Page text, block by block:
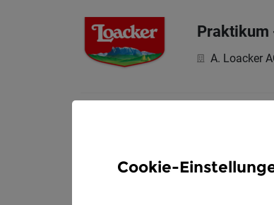
Praktikum
A. Loacker
A. Loacker AG
Cookie-